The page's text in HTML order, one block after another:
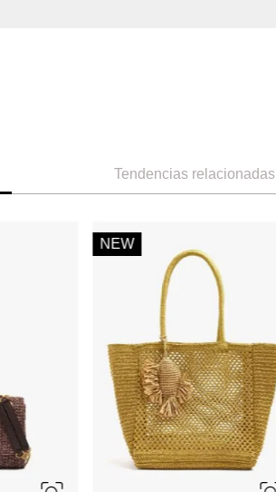
Tendencias relacionadas
- 47 %